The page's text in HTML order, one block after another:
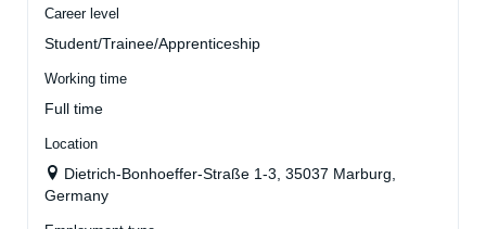
Career level
Student/Trainee/Apprenticeship
Working time
Full time
Location
Dietrich-Bonhoeffer-Straße 1-3, 35037 Marburg,
Germany